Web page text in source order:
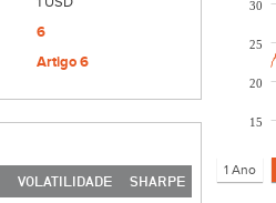
6
Artigo 6
VOLATILIDADE
SHARPE
15
20
25
30